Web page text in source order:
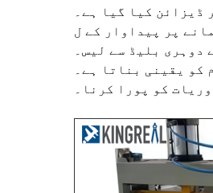
کیا گیا ہے۔
دوہری بلیڈ سے لیس۔
یقینی بناتا ہے۔
کو پورا کرنا۔